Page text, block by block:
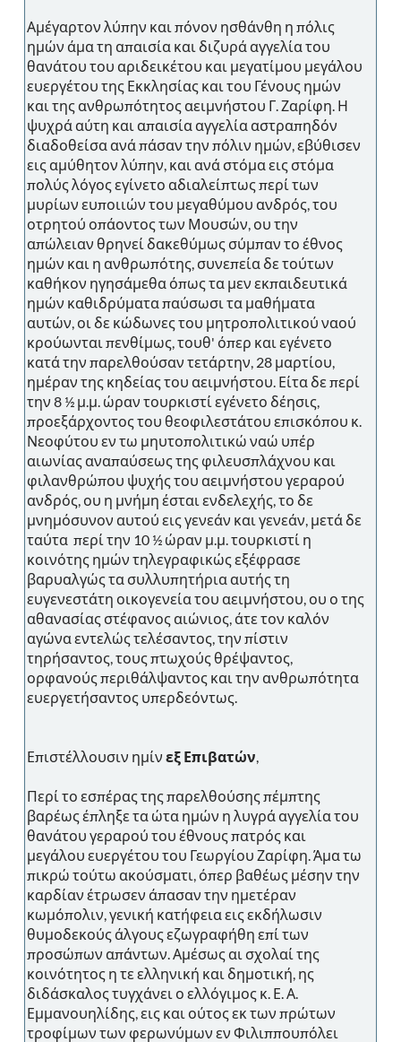
Αμέγαρτον λύπην και πόνον ησθάνθη η πόλις
ημών άμα τη απαισία και διζυρά αγγελία του
θανάτου του αριδεικέτου και μεγατίμου μεγάλου
ευεργέτου της Εκκλησίας και του Γένους ημών
και της ανθρωπότητος αειμνήστου Γ. Ζαρίφη. Η
ψυχρά αύτη και απαισία αγγελία αστραπηδόν
διαδοθείσα ανά πάσαν την πόλιν ημών, εβύθισεν
εις αμύθητον λύπην, και ανά στόμα εις στόμα
πολύς λόγος εγίνετο αδιαλείπτως περί των
μυρίων ευποιιών του μεγαθύμου ανδρός, του
οτρητού οπάοντος των Μουσών, ου την
απώλειαν θρηνεί δακεθύμως σύμπαν το έθνος
ημών και η ανθρωπότης, συνεπεία δε τούτων
καθήκον ηγησάμεθα όπως τα μεν εκπαιδευτικά
ημών καθιδρύματα παύσωσι τα μαθήματα
αυτών, οι δε κώδωνες του μητροπολιτικού ναού
κρούωνται πενθίμως, τουθ' όπερ και εγένετο
κατά την παρελθούσαν τετάρτην, 28 μαρτίου,
ημέραν της κηδείας του αειμνήστου. Είτα δε περί
την 8 ½ μ.μ. ώραν τουρκιστί εγένετο δέησις,
προεξάρχοντος του θεοφιλεστάτου επισκόπου κ.
Νεοφύτου εν τω μηυτοπολιτικώ ναώ υπέρ
αιωνίας αναπαύσεως της φιλευσπλάχνου και
φιλανθρώπου ψυχής του αειμνήστου γεραρού
ανδρός, ου η μνήμη έσται ενδελεχής, το δε
μνημόσυνον αυτού εις γενεάν και γενεάν, μετά δε
ταύτα περί την 10 ½ ώραν μ.μ. τουρκιστί η
κοινότης ημών τηλεγραφικώς εξέφρασε
βαρυαλγώς τα συλλυπητήρια αυτής τη
ευγενεστάτη οικογενεία του αειμνήστου, ου ο της
αθανασίας στέφανος αιώνιος, άτε τον καλόν
αγώνα εντελώς τελέσαντος, την πίστιν
τηρήσαντος, τους πτωχούς θρέψαντος,
ορφανούς περιθάλψαντος και την ανθρωπότητα
ευεργετήσαντος υπερδεόντως.
Επιστέλλουσιν ημίν εξ Επιβατών
Περί το εσπέρας της παρελθούσης πέμπτης
βαρέως έπληξε τα ώτα ημών η λυγρά αγγελία του
θανάτου γεραρού του έθνους πατρός και
μεγάλου ευεργέτου του Γεωργίου Ζαρίφη. Άμα τω
πικρώ τούτω ακούσματι, όπερ βαθέως μέσην την
καρδίαν έτρωσεν άπασαν την ημετέραν
κωμόπολιν, γενική κατήφεια εις εκδήλωσιν
θυμοδεκούς άλγους εζωγραφήθη επί των
προσώπων απάντων. Αμέσως αι σχολαί της
κοινότητος η τε ελληνική και δημοτική, ης
διδάσκαλος τυγχάνει ο ελλόγιμος κ. Ε. Α.
Εμμανουηλίδης, εις και ούτος εκ των πρώτων
τροφίμων των φερωνύμων εν Φιλιππουπόλει